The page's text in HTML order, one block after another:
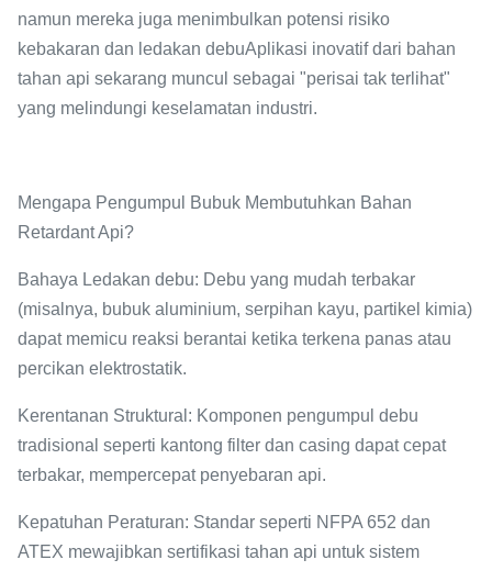
namun mereka juga menimbulkan potensi risiko
kebakaran dan ledakan debuAplikasi inovatif dari bahan
tahan api sekarang muncul sebagai "perisai tak terlihat"
yang melindungi keselamatan industri.
Mengapa Pengumpul Bubuk Membutuhkan Bahan
Retardant Api?
Bahaya Ledakan debu: Debu yang mudah terbakar
(misalnya, bubuk aluminium, serpihan kayu, partikel kimia)
dapat memicu reaksi berantai ketika terkena panas atau
percikan elektrostatik.
Kerentanan Struktural : Komponen pengumpul debu
tradisional seperti kantong filter dan casing dapat cepat
terbakar, mempercepat penyebaran api.
Kepatuhan Peraturan: Standar seperti NFPA 652 dan
ATEX mewajibkan sertifikasi tahan api untuk sistem